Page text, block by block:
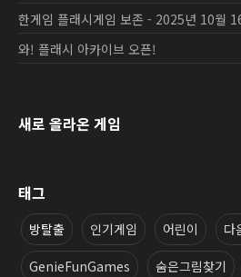
한게임 플래시게임 보존 - 2025년 10월
와! 플래시 아카이브 오픈!
새로 올라온 게임
태그
방탈출 인기게임 어린이 다
GenieFunGames 숨은그림찾기